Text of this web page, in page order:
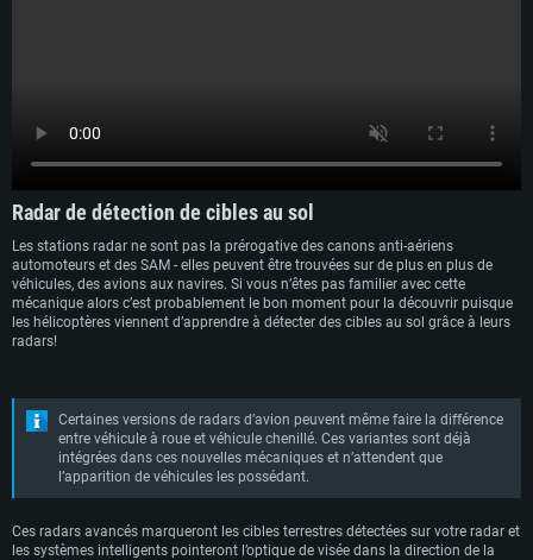
Pour les pilotes d’avions, ce système de conduite de tir vous permettra de
Radar de détection de cibles au sol
Les stations radar ne sont pas la prérogative des canons anti-aériens
automoteurs et des SAM - elles peuvent être trouvées sur de plus en plus de
véhicules, des avions aux navires. Si vous n’êtes pas familier avec cette
mécanique alors c’est probablement le bon moment pour la découvrir puisque
les hélicoptères viennent d’apprendre à détecter des cibles au sol grâce à leurs
radars!
Certaines versions de radars d’avion peuvent même faire la différence
entre véhicule à roue et véhicule chenillé. Ces variantes sont déjà
intégrées dans ces nouvelles mécaniques et n’attendent que
l’apparition de véhicules les possédant.
Ces radars avancés marqueront les cibles terrestres détectées sur votre radar et
les systèmes intelligents pointeront l’optique de visée dans la direction de la